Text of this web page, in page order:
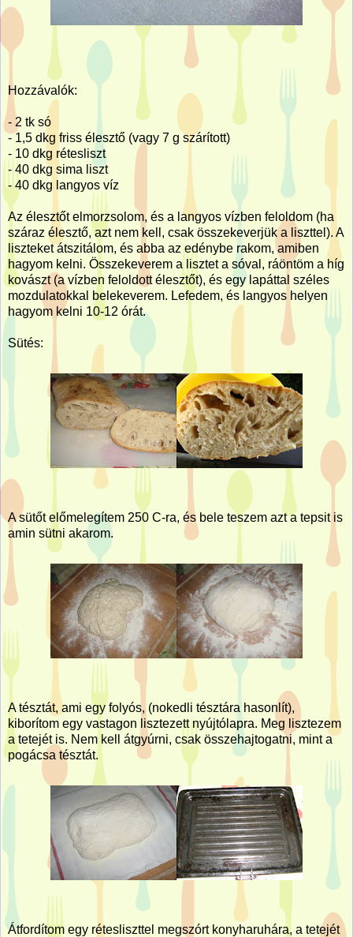
Hozzávalók:
- 2 tk só
- 1,5 dkg friss élesztő (vagy 7 g szárított)
- 10 dkg rétesliszt
- 40 dkg sima liszt
- 40 dkg langyos víz
Az élesztőt elmorzsolom, és a langyos vízben feloldom (ha
száraz élesztő, azt nem kell, csak összekeverjük a liszttel). A
liszteket átszitálom, és abba az edénybe rakom, amiben
hagyom kelni. Összekeverem a lisztet a sóval, ráöntöm a híg
kovászt (a vízben feloldott élesztőt), és egy lapáttal széles
mozdulatokkal belekeverem. Lefedem, és langyos helyen
hagyom kelni 10-12 órát.
Sütés:
A sütőt előmelegítem 250 C-ra, és bele teszem azt a tepsit is
amin sütni akarom.
A tésztát, ami egy folyós, (nokedli tésztára hasonlít),
kiborítom egy vastagon lisztezett nyújtólapra. Meg lisztezem
a tetejét is. Nem kell átgyúrni, csak összehajtogatni, mint a
pogácsa tésztát.
Átfordítom egy rétesliszttel megszórt konyharuhára, a tetejét